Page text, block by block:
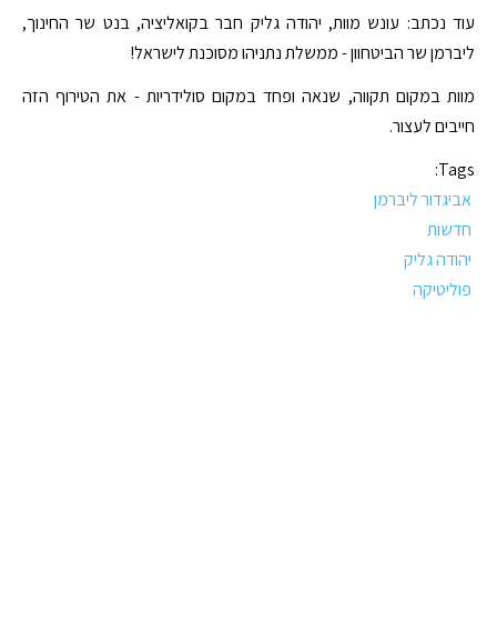
עוד נכתב: עונש מוות, יהודה גליק חבר בקואליציה, בנט שר החינוך,
ליברמן שר הביטחוון - ממשלת נתניהו מסוכנת לישראל!
מוות במקום תקווה, שנאה ופחד במקום סולידריות - את הטירוף הזה
חייבים לעצור.
Tags:
אביגדור ליברמן
חדשות
יהודה גליק
פוליטיקה